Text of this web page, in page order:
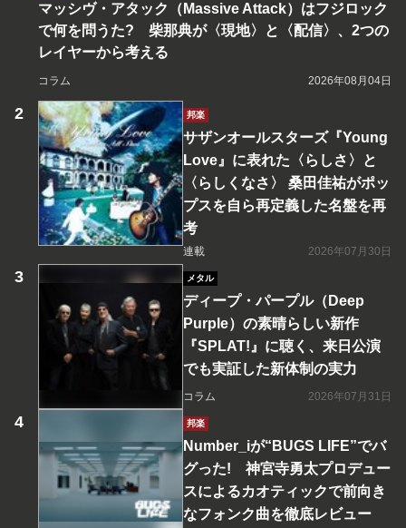
マッシヴ・アタック（Massive Attack）はフジロック
で何を問うた? 柴那典が〈現地〉と〈配信〉、2つの
レイヤーから考える
コラム 2026年08月04日
邦楽
サザンオールスターズ『Young
Love』に表れた〈らしさ〉と
〈らしくなさ〉 桑田佳祐がポッ
プスを自ら再定義した名盤を再
考
連載 2026年07月30日
メタル
ディープ・パープル（Deep
Purple）の素晴らしい新作
『SPLAT!』に聴く、来日公演
でも実証した新体制の実力
コラム 2026年07月31日
邦楽
Number_iが“BUGS LIFE”でバ
グった! 神宮寺勇太プロデュー
スによるカオティックで前向き
なフォンク曲を徹底レビュー